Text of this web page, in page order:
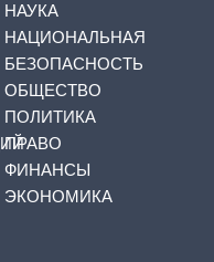
НАУКА
НАЦИОНАЛЬНАЯ
БЕЗОПАСНОСТЬ
ОБЩЕСТВО
ПОЛИТИКА
ПРАВО
ФИНАНСЫ
ЭКОНОМИКА